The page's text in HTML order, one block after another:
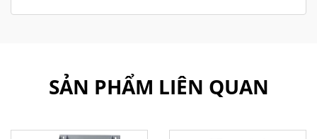
SẢN PHẨM LIÊN QUAN